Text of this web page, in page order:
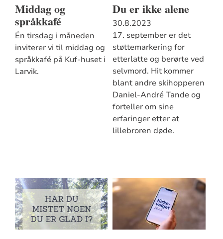
Middag og
språkkafé
Én tirsdag i måneden
inviterer vi til middag og
språkkafé på Kuf-huset i
Larvik.
Du er ikke alene
30.8.2023
17. september er det
støttemarkering for
etterlatte og berørte ved
selvmord. Hit kommer
blant andre skihopperen
Daniel-André Tande og
forteller om sine
erfaringer etter at
lillebroren døde.